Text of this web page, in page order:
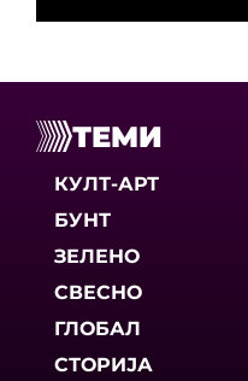
ТЕМИ
КУЛТ-АРТ
БУНТ
ЗЕЛЕНО
СВЕСНО
ГЛОБАЛ
СТОРИЈА